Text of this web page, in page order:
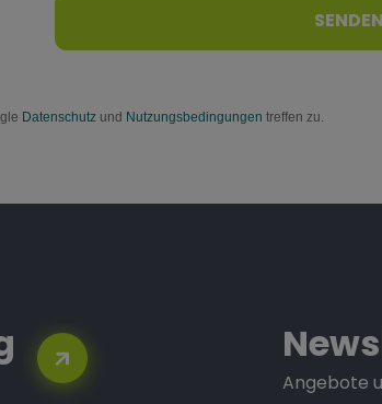
SENDEN
Datenschutz und Nutzungsbedingungen treffen zu.
Angebote